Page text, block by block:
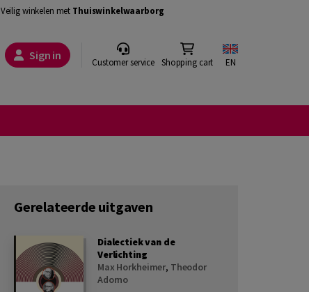
Veilig winkelen met Thuiswinkelwaarborg
Sign in Customer service Shopping cart EN
Gerelateerde uitgaven
Dialectiek van de
Verlichting
Max Horkheimer, Theodor
Adorno